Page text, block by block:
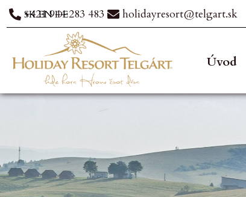
+421 944 283 483 holidayresort@telgart.sk
SKENDE
Úvod